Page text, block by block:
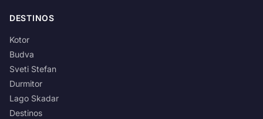
DESTINOS
Kotor
Budva
Sveti Stefan
Durmitor
Lago Skadar
Destinos